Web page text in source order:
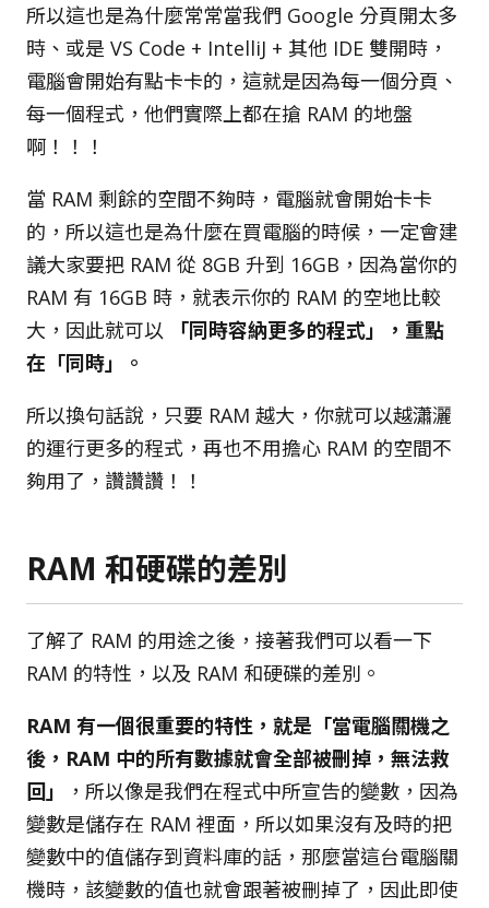
所以這也是為什麼常常當我們 Google 分頁開太多
時、或是 VS Code + IntelliJ + 其他 IDE 雙開時，
電腦會開始有點卡卡的，這就是因為每一個分頁、
每一個程式，他們實際上都在搶 RAM 的地盤
啊！！！
當 RAM 剩餘的空間不夠時，電腦就會開始卡卡
的，所以這也是為什麼在買電腦的時候，一定會建
議大家要把 RAM 從 8GB 升到 16GB，因為當你的
RAM 有 16GB 時，就表示你的 RAM 的空地比較
大，因此就可以
「同時容納更多的程式」，重點
在「同時」。
所以換句話說，只要 RAM 越大，你就可以越瀟灑
的運行更多的程式，再也不用擔心 RAM 的空間不
夠用了，讚讚讚！！
RAM 和硬碟的差別
了解了 RAM 的用途之後，接著我們可以看一下
RAM 的特性，以及 RAM 和硬碟的差別。
RAM 有一個很重要的特性，就是「當電腦關機之
後，RAM 中的所有數據就會全部被刪掉，無法救
回」
，所以像是我們在程式中所宣告的變數，因為
變數是儲存在 RAM 裡面，所以如果沒有及時的把
變數中的值儲存到資料庫的話，那麼當這台電腦關
機時，該變數的值也就會跟著被刪掉了，因此即使